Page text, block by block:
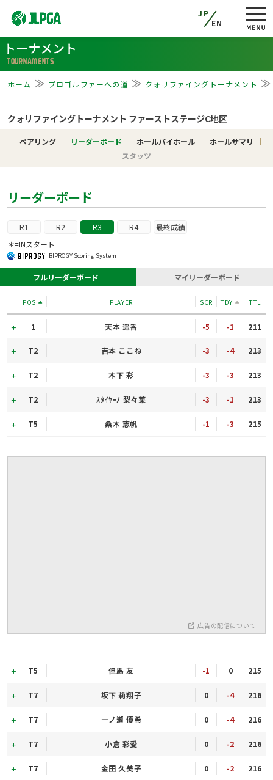
JP
EN
トーナメント
TOURNAMENTS
ホーム プロゴルファーへの道 クォリファイングトーナメント
クォリファイングトーナメント ファーストステージC地区
ペアリング リーダーボード ホールバイホール
ホールサマリ
スタッツ
リーダーボード
R1 R2 R3 R4 最終成績
BIPROGY Scoring System
＊=INスタート
フルリーダーボード マイリーダーボード
POS PLAYER SCR TDY TTL
1 天本 遥香 -5 -1 211
T2 吉本 ここね -3 -4 213
T2 木下 彩 -3 -3 213
T2 ｽﾀｲﾔｰﾉ 梨々菜 -3 -1 213
T5 桑木 志帆 -1 -3 215
広告の配信について
T5 但馬 友 -1 0 215
T7 坂下 莉翔子 0 -4 216
T7 一ノ瀬 優希 0 -4 216
T7 小倉 彩愛 0 -2 216
T7 金田 久美子 0 -2 216